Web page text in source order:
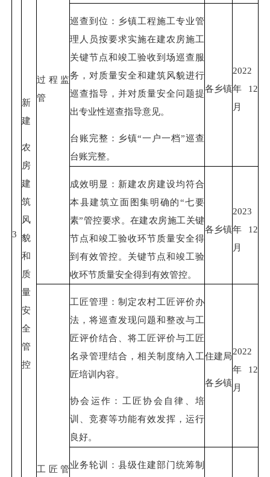
3
新
建
农
房
建
筑
风
貌
和
质
量
安
全
管
控
过程监
管
巡查到位：乡镇工程施工专业管
理人员按要求实施在建农房施工
关键节点和竣工验收到场巡查服
务，对质量安全和建筑风貌进行
巡查指导，并对质量安全问题提
出专业性巡查指导意见。
台账完整：乡镇“一户一档”巡查
台账完整。
各乡镇
2022
年12
月
成效明显：新建农房建设均符合
本县建筑立面图集明确的“七要
素”管控要求。在建农房施工关键
节点和竣工验收环节质量安全得
到有效管控。关键节点和竣工验
收环节质量安全得到有效管控。
各乡镇
2023
年12
月
工匠管
工匠管理：制定农村工匠评价办
法，将巡查发现问题和整改与工
匠评价结合、将工匠评价与工匠
名录管理结合，相关制度纳入工
匠培训内容。
协会运作：工匠协会自律、培
训、竞赛等功能有效发挥，运行
良好。
住建局
各乡镇
2022
年12
月
业务轮训：县级住建部门统筹制